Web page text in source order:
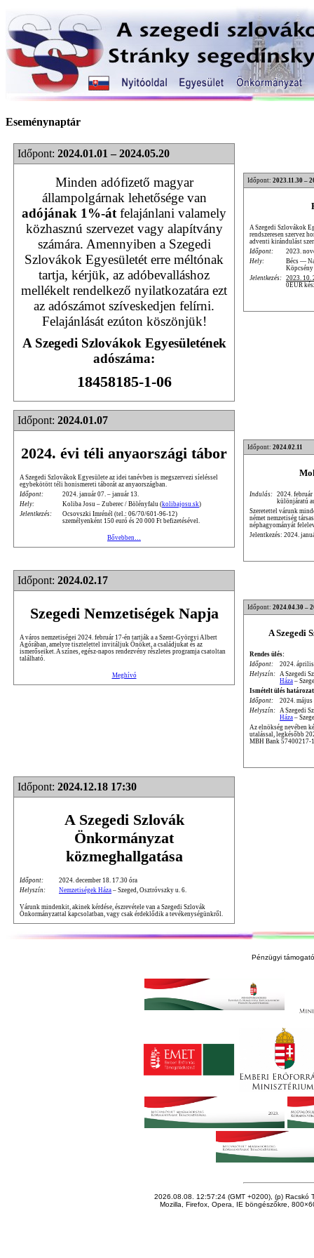
Eseménynaptár
Időpont: 2024.01.01 – 2024.05.20
Minden adófizető magyar
állampolgárnak lehetősége van
adójának 1%-át felajánlani valamely
közhasznú szervezet vagy alapítvány
számára. Amennyiben a Szegedi
Szlovákok Egyesületét erre méltónak
tartja, kérjük, az adóbevalláshoz
mellékelt rendelkező nyilatkozatára ezt
az adószámot szíveskedjen felírni.
Felajánlását ezúton köszönjük!
A Szegedi Szlovákok Egyesületének
adószáma:
18458185-1-06
Időpont: 2023.11.30 –
A Szegedi Szlovákok
rendszeresen szervez
adventi kirándulást
Időpont:
2023.
Hely:
Bécs —
Jelentkezés: 2023. 10.
0EUR
Időpont: 2024.01.07
2024. évi téli anyaországi tábor
A Szegedi Szlovákok Egyesülete az idei tanévben is megszervezi síeléssel
egybekötött téli honismereti táborát az anyaországban.
Időpont:
2024. január 07. – január 13.
Hely:
Koliba Josu – Zuberec / Bölényfalu (kolibajosu.sk)
Jelentkezés:
Ocsovszki Imrénél (tel.: 06/70/601-96-12)
személyenként 150 euró és 20 000 Ft befizetésével.
Bővebben…
Időpont: 2024.02.11
Indulás: 2024. február
különjáratú
Szeretettel várunk
német nemzetiség
néphagyományát
Jelentkezés: 2024.
Időpont: 2024.02.17
Szegedi Nemzetiségek Napja
A város nemzetiségei 2024. február 17-én tartják a a Szent-Györgyi Albert
Agórában, amelyre tisztelettel invitáljuk Önöket, a családjukat és az
ismerőseiket. A színes, egész-napos rendezvény részletes programja csatoltan
található.
Meghívó
Időpont: 2024.04.30 –
A Szegedi
Rendes ülés:
Időpont:
2024.
Helyszín:
A Szegedi
Háza –
Ismételt ülés
Időpont:
2024. május
Helyszín:
A Szegedi
Háza –
Az elnökség nevében
utalással, legkésőbb
MBH Bank 57400217-
Időpont: 2024.12.18 17:30
A Szegedi Szlovák
Önkormányzat
közmeghallgatása
Időpont:
2024. december 18. 17.30 óra
Helyszín:
Nemzetiségek Háza – Szeged, Osztróvszky u. 6.
Várunk mindenkit, akinek kérdése, észrevétele van a Szegedi Szlovák
Önkormányzattal kapcsolatban, vagy csak érdeklődik a tevékenységünkről.
Pénzügyi
2026.08.08. 12:57:24 (GMT +0200), (p) Racskó
Mozilla, Firefox, Opera, IE böngészőkre,